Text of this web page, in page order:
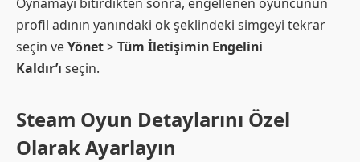
profil adının yanındaki ok şeklindeki simgeyi tekrar
seçin veYönet>Tüm İletişimin Engelini
Kaldır’ı seçin.
Steam Oyun Detaylarını Özel
Olarak Ayarlayın